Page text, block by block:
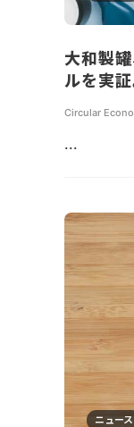
大和製
ルを実
Circular
...
ニュース